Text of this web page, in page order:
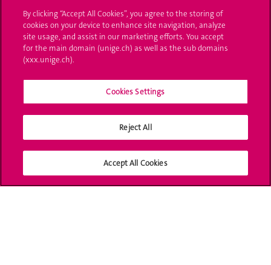
L'UNIGE vous informe
UNIGE Mobile
Bibliothèque
Médias sociaux UNIGE
By clicking “Accept All Cookies”, you agree to the storing of
cookies on your device to enhance site navigation, analyze
site usage, and assist in our marketing efforts. You accept
for the main domain (unige.ch) as well as the sub domains
(xxx.unige.ch).
Cookies Settings
Reject All
Accept All Cookies